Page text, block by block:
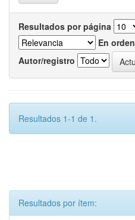
Resultados por página
En orden
Autor/registro
Resultados 1-1 de 1.
Resultados por ítem: